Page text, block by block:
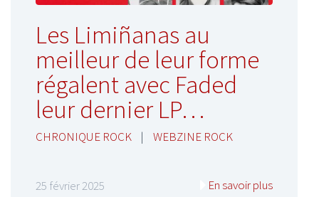
Les Limiñanas au
meilleur de leur forme
régalent avec Faded
leur dernier LP…
CHRONIQUE ROCK | WEBZINE ROCK
25 février 2025 En savoir plus